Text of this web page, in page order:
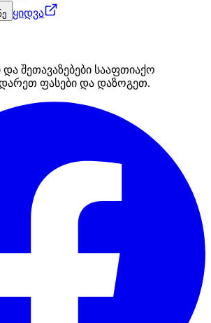
ყიდვა
და შეთავაზებები სააფთიაქო
ფასები და დაზოგეთ.